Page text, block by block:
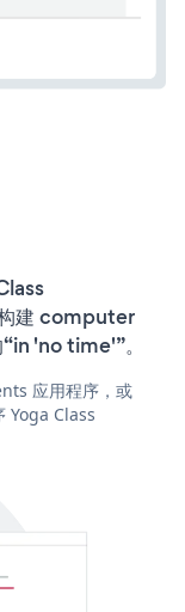
建 computer
'no time'”。
应用程序，或
Class